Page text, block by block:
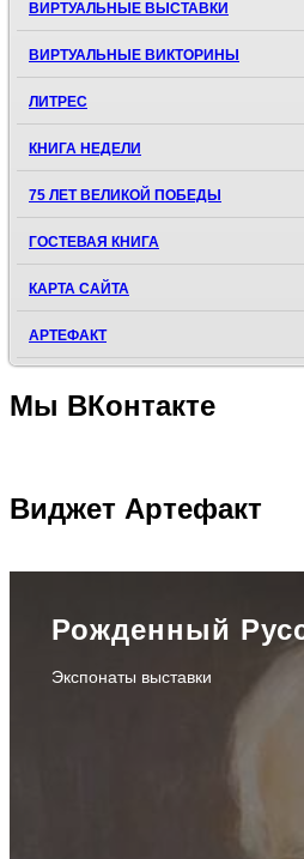
ВИРТУАЛЬНЫЕ ВЫСТАВКИ
ВИРТУАЛЬНЫЕ ВИКТОРИНЫ
ЛИТРЕС
КНИГА НЕДЕЛИ
75 ЛЕТ ВЕЛИКОЙ ПОБЕДЫ
ГОСТЕВАЯ КНИГА
КАРТА САЙТА
АРТЕФАКТ
Мы ВКонтакте
Виджет Артефакт
Рожденный
Экспонаты выставки